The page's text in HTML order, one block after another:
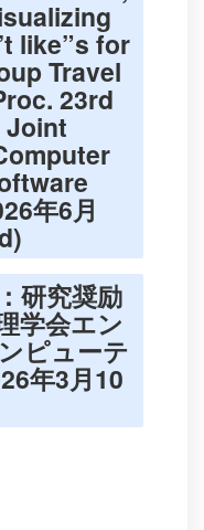
like”s for
Travel
23rd
Joint
年6月
研究奨励
学会エン
ピューテ
年3月10